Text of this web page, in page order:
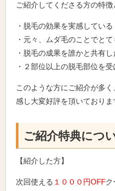
ご紹介してくださる方の特徴
・脱毛の効果を実感している
・元々、ムダ毛のことでと
・脱毛の成果を誰かと共有し
・２部位以上の脱毛部位を受
このような方にご紹介が多
感し大変好評を頂いておりま
ご紹介特典につ
【紹介した方】
次回使える １０００円OFF